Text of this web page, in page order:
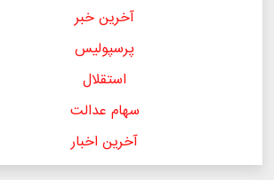
آخرین خبر
پرسپولیس
استقلال
سهام عدالت
آخرین اخبار